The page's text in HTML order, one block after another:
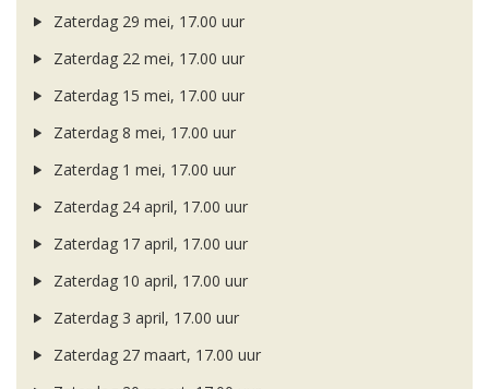
Zaterdag 29 mei, 17.00 uur
Zaterdag 22 mei, 17.00 uur
Zaterdag 15 mei, 17.00 uur
Zaterdag 8 mei, 17.00 uur
Zaterdag 1 mei, 17.00 uur
Zaterdag 24 april, 17.00 uur
Zaterdag 17 april, 17.00 uur
Zaterdag 10 april, 17.00 uur
Zaterdag 3 april, 17.00 uur
Zaterdag 27 maart, 17.00 uur